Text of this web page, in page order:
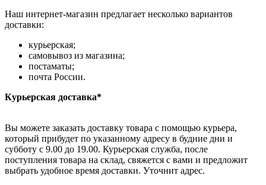
Наш интернет-магазин предлагает несколько вариантов
доставки:
курьерская;
самовывоз из магазина;
постаматы;
почта России.
Курьерская доставка*
Вы можете заказать доставку товара с помощью курьера,
который прибудет по указанному адресу в будние дни и
субботу с 9.00 до 19.00. Курьерская служба, после
поступления товара на склад, свяжется с вами и предложит
выбрать удобное время доставки. Уточнит адрес.